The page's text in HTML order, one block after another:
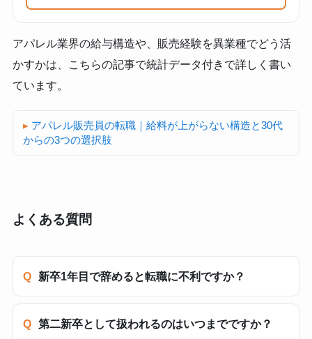
アパレル業界の給与構造や、販売経験を異業種でどう活
かすかは、こちらの記事で統計データ付きで詳しく書い
ています。
アパレル販売員の転職｜給料が上がらない構造と30代
からの3つの選択肢
よくある質問
新卒1年目で辞めると転職に不利ですか？
第二新卒として扱われるのはいつまでですか？